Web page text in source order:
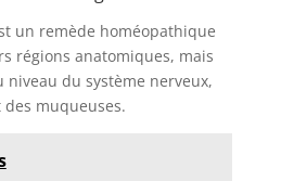
un remède homéopathique
régions anatomiques, mais
du système nerveux,
muqueuses.